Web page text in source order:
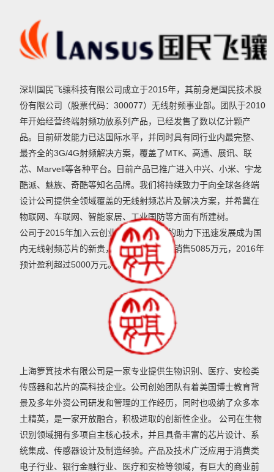
深圳国民飞骧科技有限公司成立于2015年，其前身是国民技术股
份有限公司（股票代码：300077）无线射频事业部。团队于2010
年开始经营终端射频功放系列产品，已经发售了数以亿计颗产
品。目前研发能力已达国际水平，并同时具有同行业内最完整、
最齐全的3G/4G射频解决方案，覆盖了MTK、高通、展讯、联
芯、Marvell等各种平台。目前产品已推广进入中兴、小米、宇龙
酷派、魅族、奇酷等知名品牌。我们将持续致力于向全球各终端
设计公司提供全领域覆盖的无线射频芯片及解决方案，并希冀在
物联网、车联网、智能家居、工业国防等方面有所建树。
公司于2015年加入云创业平台，在平台的助力下迅速发展成为国
内无线射频芯片的新贵，成立半年即实现销售5085万元，2016年
预计盈利超过5000万元。
上海箩箕技术有限公司是一家专业提供生物识别、医疗、安检类
传感器和芯片的高科技企业。公司创始团队有着美国博士教育背
景及多年外资公司研发和管理的工作经历，同时也吸纳了众多本
土精英，是一家开放融合，积极进取的创新性企业。 公司在生物
识别领域拥有多项自主核心技术，并且具备丰富的芯片设计、系
统集成、传感器设计及制造经验。产品及技术广泛应用于消费类
电子行业、银行金融行业、医疗和安检等领域，有巨大的商业前